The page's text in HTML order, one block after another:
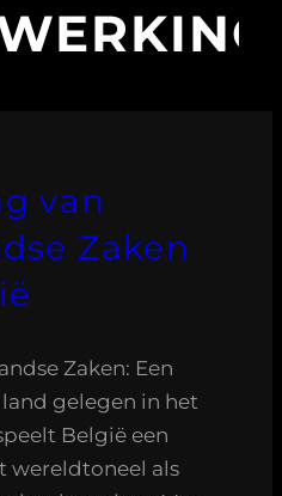
van
Zaken
Zaken: Een
gelegen in het
België een
wereldtoneel als